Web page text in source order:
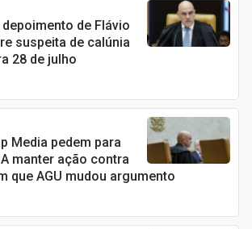
de Flávio
suspeita de calúnia
28 de julho
Media pedem para
manter ação contra
que AGU mudou argumento